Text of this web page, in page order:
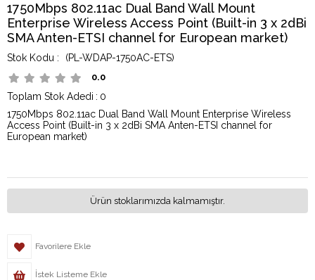
1750Mbps 802.11ac Dual Band Wall Mount
Enterprise Wireless Access Point (Built-in 3 x 2dBi
SMA Anten-ETSI channel for European market)
(PL-WDAP-1750AC-ETS)
0.0
Toplam Stok Adedi : 0
1750Mbps 802.11ac Dual Band Wall Mount Enterprise Wireless
Access Point (Built-in 3 x 2dBi SMA Anten-ETSI channel for
European market)
Ürün stoklarımızda kalmamıştır.
Favorilere Ekle
İstek Listeme Ekle